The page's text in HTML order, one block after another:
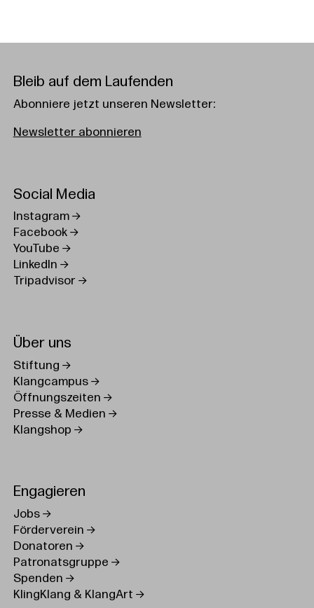
Bleib auf dem Laufenden
Abonniere jetzt unseren Newsletter:
Newsletter abonnieren
Social Media
Instagram
Facebook
YouTube
LinkedIn
Tripadvisor
Über uns
Stiftung
Klangcampus
Öffnungszeiten
Presse & Medien
Klangshop
Engagieren
Jobs
Förderverein
Donatoren
Patronatsgruppe
Spenden
KlingKlang & KlangArt